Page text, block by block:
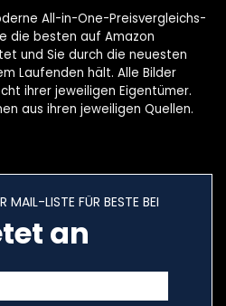
All-in-One-Preisvergleichs-
die besten auf Amazon
und Sie durch die neuesten
Laufenden hält. Alle Bilder
ihrer jeweiligen Eigentümer.
aus ihren jeweiligen Quellen.
MAIL-LISTE FÜR BESTE BEI
an